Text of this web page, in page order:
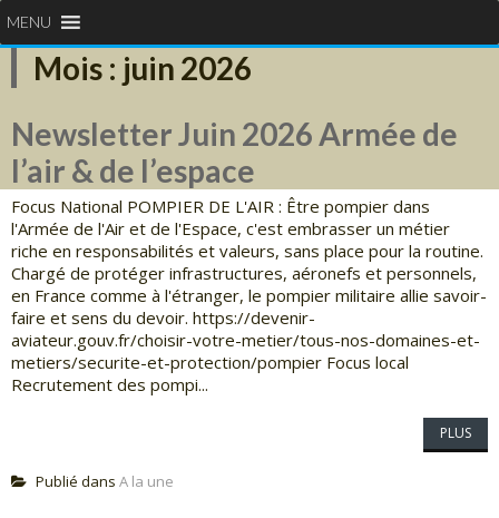
MENU
Mois : juin 2026
Newsletter Juin 2026 Armée de
l’air & de l’espace
Focus National POMPIER DE L'AIR : Être pompier dans
l'Armée de l'Air et de l'Espace, c'est embrasser un métier
riche en responsabilités et valeurs, sans place pour la routine.
Chargé de protéger infrastructures, aéronefs et personnels,
en France comme à l'étranger, le pompier militaire allie savoir-
faire et sens du devoir. https://devenir-
aviateur.gouv.fr/choisir-votre-metier/tous-nos-domaines-et-
metiers/securite-et-protection/pompier Focus local
Recrutement des pompi...
PLUS
Publié dans A la une